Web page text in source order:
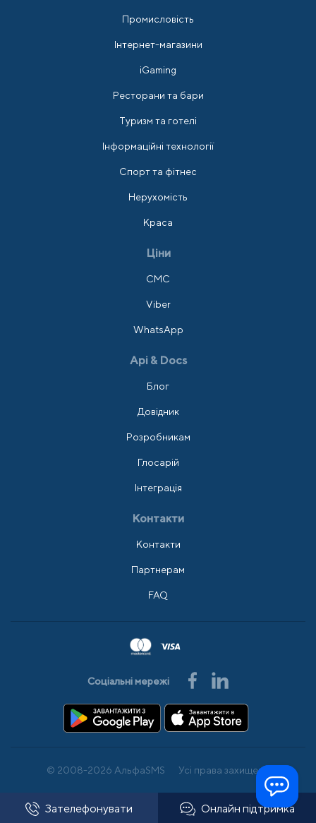
Зателефонувати Онлайн підтримка
Промисловість
Інтернет-магазини
iGaming
Ресторани та бари
Туризм та готелі
Інформаційні технології
Спорт та фітнес
Нерухомість
Краса
Ціни
СМС
Viber
WhatsApp
Api & Docs
Блог
Довідник
Розробникам
Глосарій
Інтеграція
Контакти
Контакти
Партнерам
FAQ
Соціальні мережі
© 2008-2026 АльфаSMS Усі права захищено